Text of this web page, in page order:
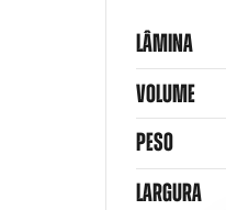
LÂMINA
VOLUME
PESO
LARGURA